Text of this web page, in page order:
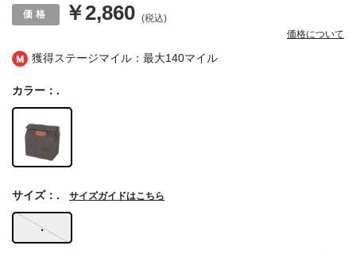
獲得ステージマイル：最大140マイル
￥2,860 (税込)
価格について
カラー：.
.
サイズ：. サイズガイドはこちら